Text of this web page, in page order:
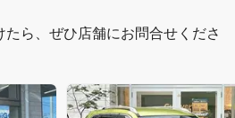
ら、ぜひ店舗にお問合せくださ